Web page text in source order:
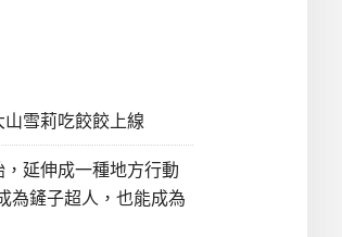
雪莉吃餃餃上線
延伸成一種地方行動
為鏟子超人，也能成為